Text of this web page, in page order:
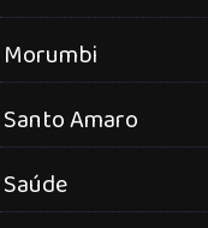
Morumbi
Santo Amaro
Saúde